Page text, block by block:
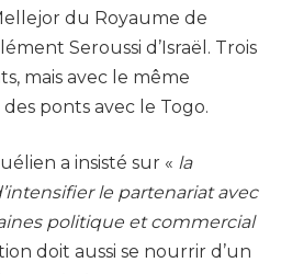
du Royaume de
Seroussi d’Israël. Trois
mais avec le même
ponts avec le Togo.
a insisté sur « la
le partenariat avec
politique et commercial
doit aussi se nourrir d’un